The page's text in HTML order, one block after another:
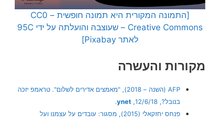
[התמונה המקורית היא תמונה חופשית – CC0
Creative Commons – שעוצבה והועלתה על ידי 95C
לאתר Pixabay]
מקורות והעשרה
AFP (השנה – 2018), "מאמצים אדירים לשלום". טראמפ יזכה
בנובל?, 12/6/18,
ynet
.
פנחס יחזקאלי (2015), מסגור: עובדים על עצמנו ועל